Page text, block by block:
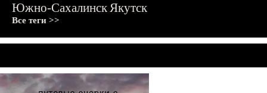
Южно-СахалинскЯкутск
Все теги >>